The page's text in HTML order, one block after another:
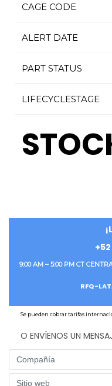
CAGE CODE
ALERT DATE
PART STATUS
LIFECYCLESTAGE
9:00 AM – 5:00 PM CT
RFQ-
Se pueden cobrar tarifas
O ENVÍENOS UN
Company
Website